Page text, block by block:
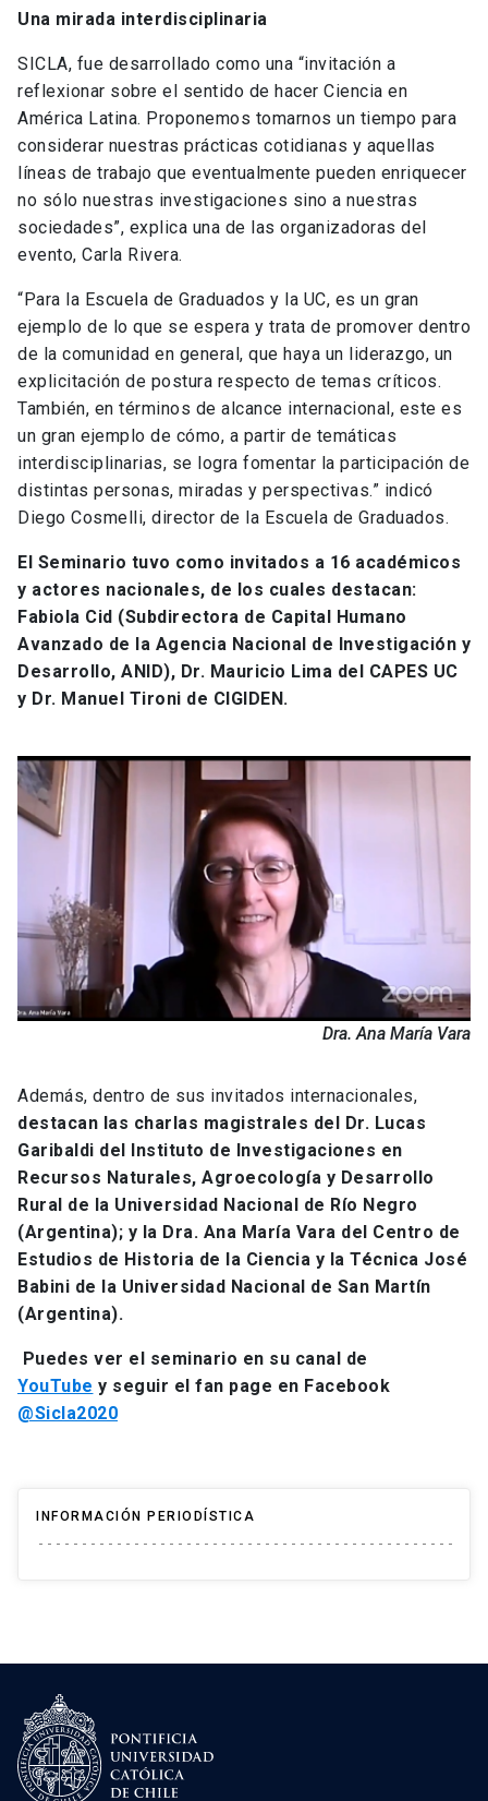
Una mirada interdisciplinaria
SICLA, fue desarrollado como una “invitación a
reflexionar sobre el sentido de hacer Ciencia en
América Latina. Proponemos tomarnos un tiempo para
considerar nuestras prácticas cotidianas y aquellas
líneas de trabajo que eventualmente pueden enriquecer
no sólo nuestras investigaciones sino a nuestras
sociedades”, explica una de las organizadoras del
evento, Carla Rivera.
“Para la Escuela de Graduados y la UC, es un gran
ejemplo de lo que se espera y trata de promover dentro
de la comunidad en general, que haya un liderazgo, un
explicitación de postura respecto de temas críticos.
También, en términos de alcance internacional, este es
un gran ejemplo de cómo, a partir de temáticas
interdisciplinarias, se logra fomentar la participación de
distintas personas, miradas y perspectivas.” indicó
Diego Cosmelli, director de la Escuela de Graduados.
El Seminario tuvo como invitados a 16 académicos
y actores nacionales, de los cuales destacan:
Fabiola Cid (Subdirectora de Capital Humano
Avanzado de la Agencia Nacional de Investigación y
Desarrollo, ANID), Dr. Mauricio Lima del CAPES UC
y Dr. Manuel Tironi de CIGIDEN.
Dra. Ana María Vara
Además, dentro de sus invitados internacionales,
destacan las charlas magistrales del Dr. Lucas
Garibaldi del Instituto de Investigaciones en
Recursos Naturales, Agroecología y Desarrollo
Rural de la Universidad Nacional de Río Negro
(Argentina); y la Dra. Ana María Vara del Centro de
Estudios de Historia de la Ciencia y la Técnica José
Babini de la Universidad Nacional de San Martín
(Argentina).
Puedes ver el seminario en su canal de
YouTube y seguir el fan page en Facebook
@Sicla2020
INFORMACIÓN PERIODÍSTICA